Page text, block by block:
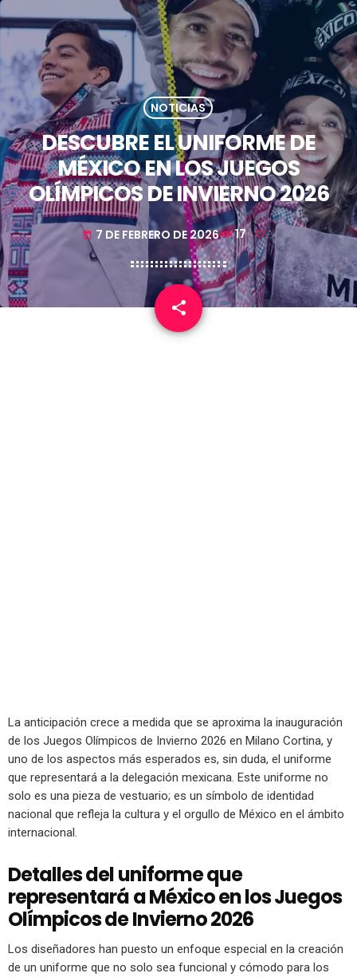
NOTICIAS
DESCUBRE EL UNIFORME DE
MÉXICO EN LOS JUEGOS
OLÍMPICOS DE INVIERNO 2026
today 7 DE FEBRERO DE 2026 17
share
email
La anticipación crece a medida que se aproxima la inauguración
de los Juegos Olímpicos de Invierno 2026 en Milano Cortina, y
uno de los aspectos más esperados es, sin duda, el uniforme
que representará a la delegación mexicana. Este uniforme no
solo es una pieza de vestuario; es un símbolo de identidad
nacional que refleja la cultura y el orgullo de México en el ámbito
internacional.
Detalles del uniforme que
representará a México en los Juegos
Olímpicos de Invierno 2026
Los diseñadores han puesto un enfoque especial en la creación
de un uniforme que no solo sea funcional y cómodo para los